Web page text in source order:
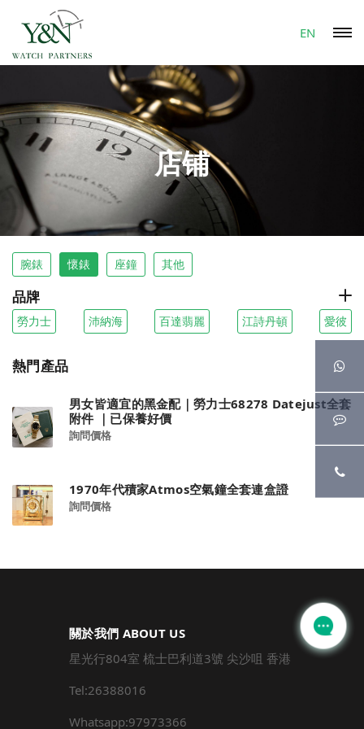
EN
店铺
腕錶 懷錶 座鐘 其他
品牌
勞力士 沛納海 百達翡麗 江詩丹頓 愛彼
熱門產品
男女皆適宜的黑金配｜勞力士68278 Datejust全套
附件 ｜已保養好價
詢問價格
1970年代積家Atmos空氣鐘全套連盒證
詢問價格
關於我們 ABOUT US
星光行804室 梳士巴利道3號 尖沙咀 香港
Tel:26388016
Whatsapp:97973366